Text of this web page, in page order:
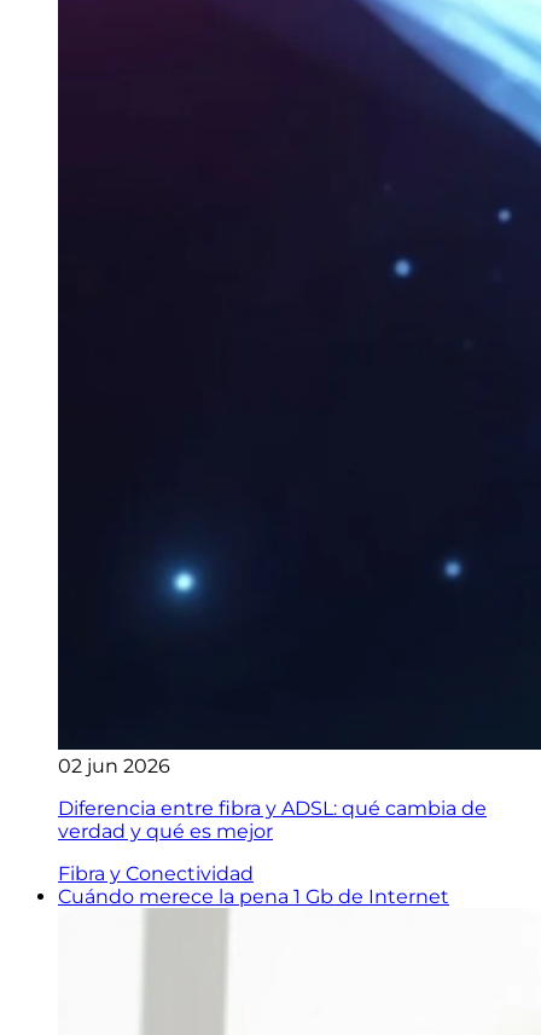
02 jun 2026
Diferencia entre fibra y ADSL: qué cambia de
verdad y qué es mejor
Fibra y Conectividad
Cuándo merece la pena 1 Gb de Internet